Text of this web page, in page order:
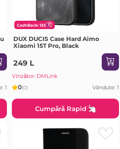
1
CashBack: 125
DUX DUCIS Case Hard Aimo
Xiaomi 15T Pro, Black
249 L
Vînzător: DMLink
0(0) Vândute: 1
Cumpără Rapid